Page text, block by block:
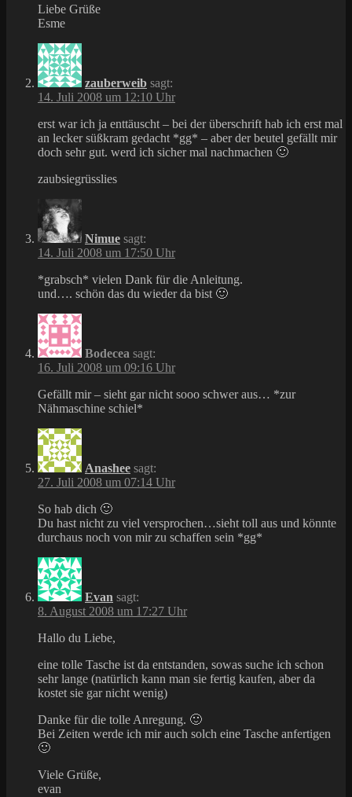
Liebe Grüße
Esme
zauberweib sagt:
14. Juli 2008 um 12:10 Uhr
erst war ich ja enttäuscht – bei der überschrift hab ich erst mal
an lecker süßkram gedacht *gg* – aber der beutel gefällt mir
doch sehr gut. werd ich sicher mal nachmachen 🙂
zaubsiegrüsslies
Nimue sagt:
14. Juli 2008 um 17:50 Uhr
*grabsch* vielen Dank für die Anleitung.
und…. schön das du wieder da bist 🙂
Bodecea sagt:
16. Juli 2008 um 09:16 Uhr
Gefällt mir – sieht gar nicht sooo schwer aus… *zur
Nähmaschine schiel*
Anashee sagt:
27. Juli 2008 um 07:14 Uhr
So hab dich 🙂
Du hast nicht zu viel versprochen…sieht toll aus und könnte
durchaus noch von mir zu schaffen sein *gg*
Evan sagt:
8. August 2008 um 17:27 Uhr
Hallo du Liebe,
eine tolle Tasche ist da entstanden, sowas suche ich schon
sehr lange (natürlich kann man sie fertig kaufen, aber da
kostet sie gar nicht wenig)
Danke für die tolle Anregung. 🙂
Bei Zeiten werde ich mir auch solch eine Tasche anfertigen
🙂
Viele Grüße,
evan